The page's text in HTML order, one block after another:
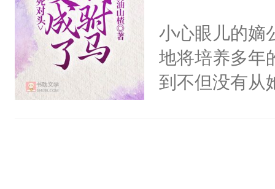
了！！谈恋
温和被假千金
这些人通通叉
拍即合。买通
小心眼儿的嫡
地将培养多年
到不但没有从